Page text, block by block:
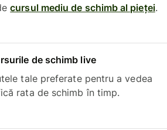
cursul mediu de schimb al pieței.
de schimb live
tale preferate pentru a vedea
rata de schimb în timp.